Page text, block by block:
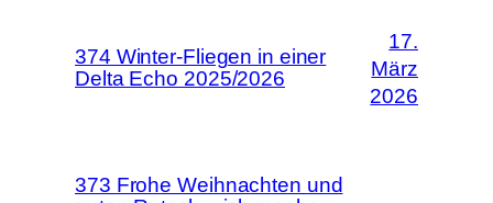
374 Winter-Fliegen in einer
Delta Echo 2025/2026
17.
März
2026
373 Frohe Weihnachten und